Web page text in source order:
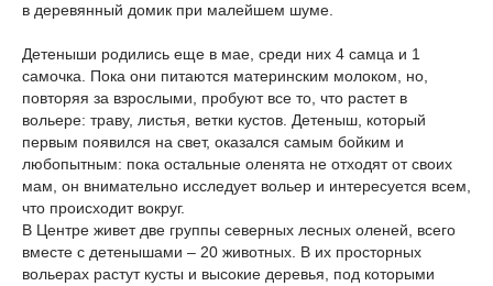
в деревянный домик при малейшем шуме.
Детеныши родились еще в мае, среди них 4 самца и 1
самочка. Пока они питаются материнским молоком, но,
повторяя за взрослыми, пробуют все то, что растет в
вольере: траву, листья, ветки кустов. Детеныш, который
первым появился на свет, оказался самым бойким и
любопытным: пока остальные оленята не отходят от своих
мам, он внимательно исследует вольер и интересуется всем,
что происходит вокруг.
В Центре живет две группы северных лесных оленей, всего
вместе с детенышами – 20 животных. В их просторных
вольерах растут кусты и высокие деревья, под которыми